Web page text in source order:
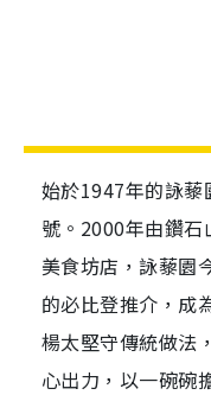
始於1947年的詠藜
號。2000年由鑽
美食坊店，詠藜園
的必比登推介，成
楊太堅守傳統做法
心出力，以一碗碗